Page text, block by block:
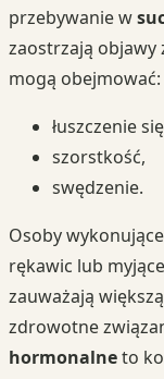
przebywanie w
zaostrzają objawy
mogą obejmować:
łuszczenie
szorstkość,
swędzenie.
Osoby wykonujące
rękawic lub
zauważają
zdrowotne
hormonalneto